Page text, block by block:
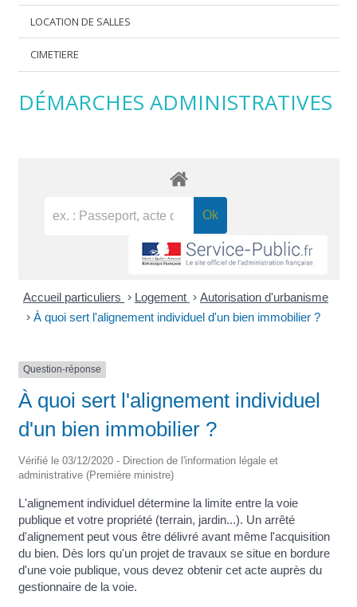
LOCATION DE SALLES
CIMETIERE
DÉMARCHES ADMINISTRATIVES
Accueil particuliers > Logement > Autorisation d'urbanisme
> À quoi sert l'alignement individuel d'un bien immobilier ?
Question-réponse
À quoi sert l'alignement individuel
d'un bien immobilier ?
Vérifié le 03/12/2020 - Direction de l'information légale et
administrative (Première ministre)
L'alignement individuel détermine la limite entre la voie
publique et votre propriété (terrain, jardin...). Un arrêté
d'alignement peut vous être délivré avant même l'acquisition
du bien. Dès lors qu'un projet de travaux se situe en bordure
d'une voie publique, vous devez obtenir cet acte auprès du
gestionnaire de la voie.